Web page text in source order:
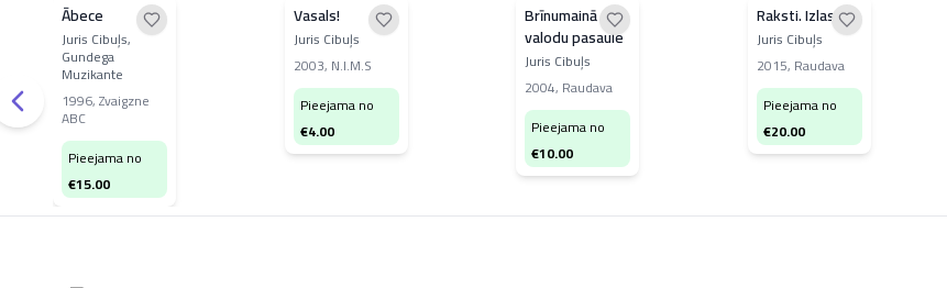
Ābece
Juris Cibuļs,
Gundega
Muzikante
1996,Zvaigzne
ABC
Pieejama no
€15.00
Vasals!
Juris Cibuļs
2003, N.I.M.S
Pieejama no
€4.00
Brīnumainā
valodu pasaule
Juris Cibuļs
2004, Raudava
Pieejama no
€10.00
Raksti. Izlase
Juris Cibuļs
2015, Raudava
Pieejama no
€20.00